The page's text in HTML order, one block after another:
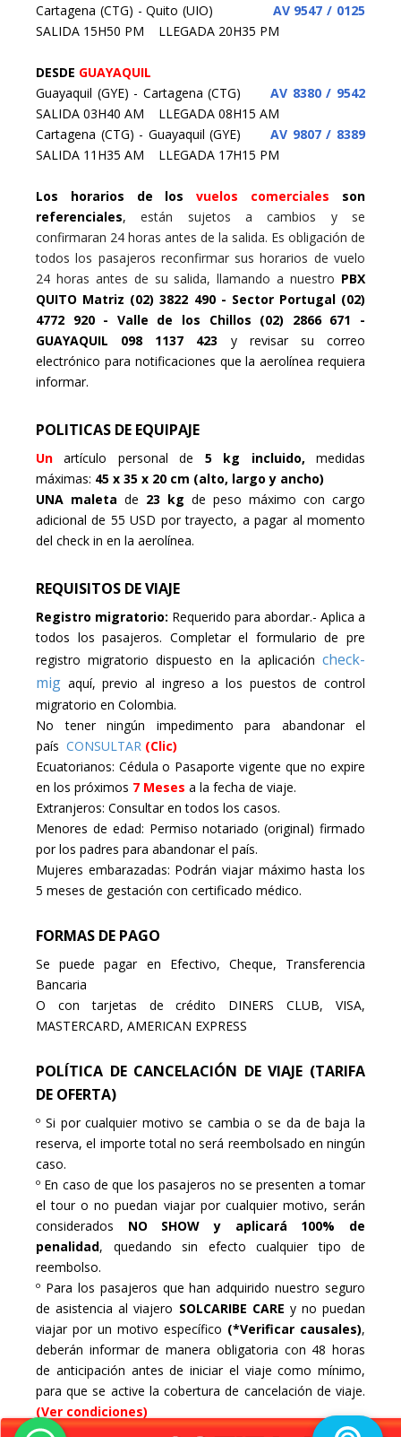
Cartagena (CTG) - Quito (UIO) AV 9547 / 0125
SALIDA 15H50 PM LLEGADA 20H35 PM
DESDE GUAYAQUIL
Guayaquil (GYE) - Cartagena (CTG)
AV 8380 / 9542
SALIDA 03H40 AM LLEGADA 08H15 AM
Cartagena (CTG) - Guayaquil (GYE)AV 9807 / 8389
SALIDA 11H35 AM LLEGADA 17H15 PM
Los horarios de losvuelos comerciales son
referenciales,están sujetos a cambios y se
confirmaran 24 horas antes de la salida. Es obligación de
todos los pasajeros reconfirmar sus horarios de vuelo
24 horas antes de su salida, llamando a nuestro PBX
QUITO Matriz (02) 3822 490 - Sector Portugal (02)
4772 920 - Valle de los Chillos (02) 2866 671 -
GUAYAQUIL 098 1137 423 y revisar su correo
electrónico para notificaciones que la aerolínea requiera
informar.
POLITICAS DE EQUIPAJE
Un artículo personal de 5 kg incluido,medidas
máximas: 45 x 35 x 20 cm (alto, largo y ancho)
UNA maleta de 23 kg de peso máximo con cargo
adicional de 55 USD por trayecto, a pagar al momento
del check in en la aerolínea.
REQUISITOS DE VIAJE
Registro migratorio: Requerido para abordar.- Aplica a
todos los pasajeros. Completar el formulario de pre
registro migratorio dispuesto en la aplicación check-
mig aquí, previo al ingreso a los puestos de control
migratorio en Colombia.
No tener ningún impedimento para abandonar el
país CONSULTAR (Clic)
Ecuatorianos: Cédula o Pasaporte vigente que no expire
en los próximos 7 Meses a la fecha de viaje.
Extranjeros: Consultar en todos los casos.
Menores de edad: Permiso notariado (original) firmado
por los padres para abandonar el país.
Mujeres embarazadas: Podrán viajar máximo hasta los
5 meses de gestación con certificado médico.
FORMAS DE PAGO
Se puede pagar en Efectivo, Cheque, Transferencia
Bancaria
O con tarjetas de crédito DINERS CLUB, VISA,
MASTERCARD, AMERICAN EXPRESS
POLÍTICA DE CANCELACIÓN DE VIAJE (TARIFA
DE OFERTA)
º Si por cualquier motivo se cambia o se da de baja la
reserva, el importe total no será reembolsado en ningún
caso.
º En caso de que los pasajeros no se presenten a tomar
el tour o no puedan viajar por cualquier motivo, serán
considerados NO SHOW y aplicará 100% de
penalidad, quedando sin efecto cualquier tipo de
reembolso.
º Para los pasajeros que han adquirido nuestro seguro
de asistencia al viajero SOLCARIBE CARE y no puedan
viajar por un motivo específico (*Verificar causales),
deberán informar de manera obligatoria con 48 horas
de anticipación antes de iniciar el viaje como mínimo,
para que se active la cobertura de cancelación de viaje.
(Ver condiciones)